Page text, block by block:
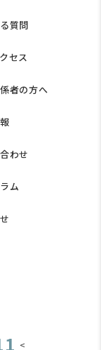
質問
セス
者の方へ
わせ
ム
<